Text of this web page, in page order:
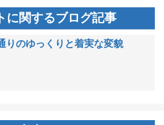
に関するブログ記事
りのゆっくりと着実な変貌